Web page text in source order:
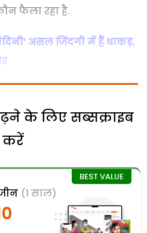
फैला रहा है.
असल जिंदगी में हैं धाकड़,
के लिए सब्सक्राइब
करें
(1 साल)